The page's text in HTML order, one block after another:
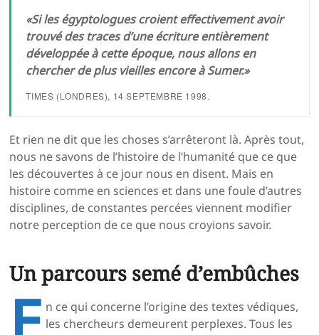
«Si les égyptologues croient effectivement avoir
trouvé des traces d’une écriture entièrement
développée à cette époque, nous allons en
chercher de plus vieilles encore à Sumer.»
TIMES (LONDRES), 14 SEPTEMBRE 1998.
Et rien ne dit que les choses s’arrêteront là. Après tout,
nous ne savons de l’histoire de l’humanité que ce que
les découvertes à ce jour nous en disent. Mais en
histoire comme en sciences et dans une foule d’autres
disciplines, de constantes percées viennent modifier
notre perception de ce que nous croyions savoir.
Un parcours semé d’embûches
n ce qui concerne l’origine des textes védiques,
les chercheurs demeurent perplexes. Tous les